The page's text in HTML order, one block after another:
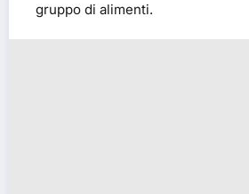
gruppo di alimenti.